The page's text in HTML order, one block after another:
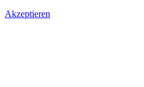
Akzeptieren